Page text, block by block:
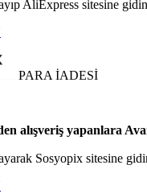
AliExpress sitesine
PARA İADESİ
alışveriş yapanlara
Sosyopix sitesine